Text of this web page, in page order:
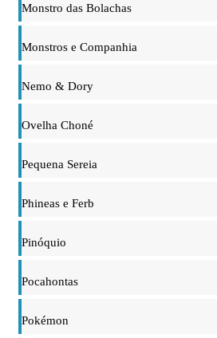
Monstro das Bolachas
Monstros e Companhia
Nemo & Dory
Ovelha Choné
Pequena Sereia
Phineas e Ferb
Pinóquio
Pocahontas
Pokémon